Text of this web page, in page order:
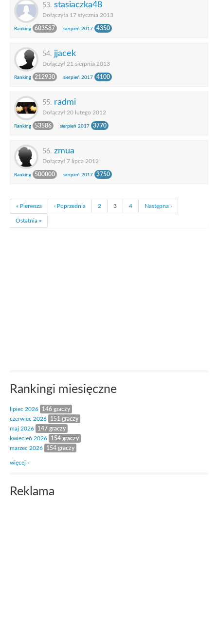
53. stasiaczka48
Dołączyła 17 stycznia 2013
Ranking 603587 sierpień 2017 4350
54. jjacek
Dołączył 21 sierpnia 2013
Ranking 212930 sierpień 2017 4100
55. radmi
Dołączył 20 lutego 2012
Ranking 53586 sierpień 2017 3770
56. zmua
Dołączył 7 lipca 2012
Ranking 500000 sierpień 2017 3750
« Pierwsza ‹ Poprzednia 2 3 4 Następna ›
Ostatnia »
Rankingi miesięczne
lipiec 2026
146 graczy
czerwiec 2026
151 graczy
maj 2026
147 graczy
kwiecień 2026
154 graczy
marzec 2026
154 graczy
więcej ›
Reklama